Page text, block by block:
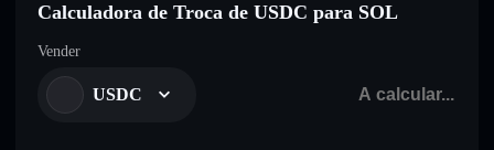
Calculadora de Troca de USDC para SOL
Vender
USDC